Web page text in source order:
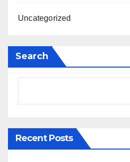
Uncategorized
Search
Recent Posts